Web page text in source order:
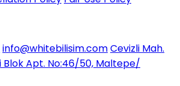
info@whitebilisim.comCevizli Mah.
Blok Apt. No:46/50, Maltepe/